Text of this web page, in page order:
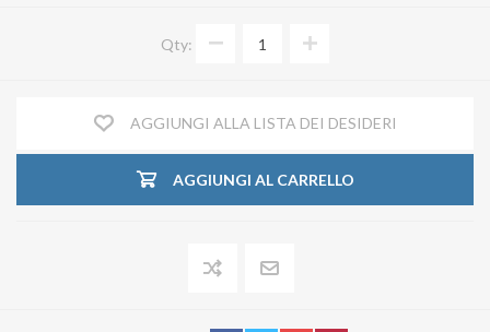
Qty:
AGGIUNGI ALLA LISTA DEI DESIDERI
AGGIUNGI AL CARRELLO